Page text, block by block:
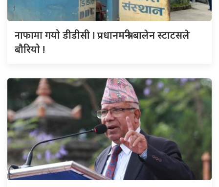
नाफामागयो डीडीसी ! प्रधानमन्त्री बालेन स्टाटसले
बौरियो !